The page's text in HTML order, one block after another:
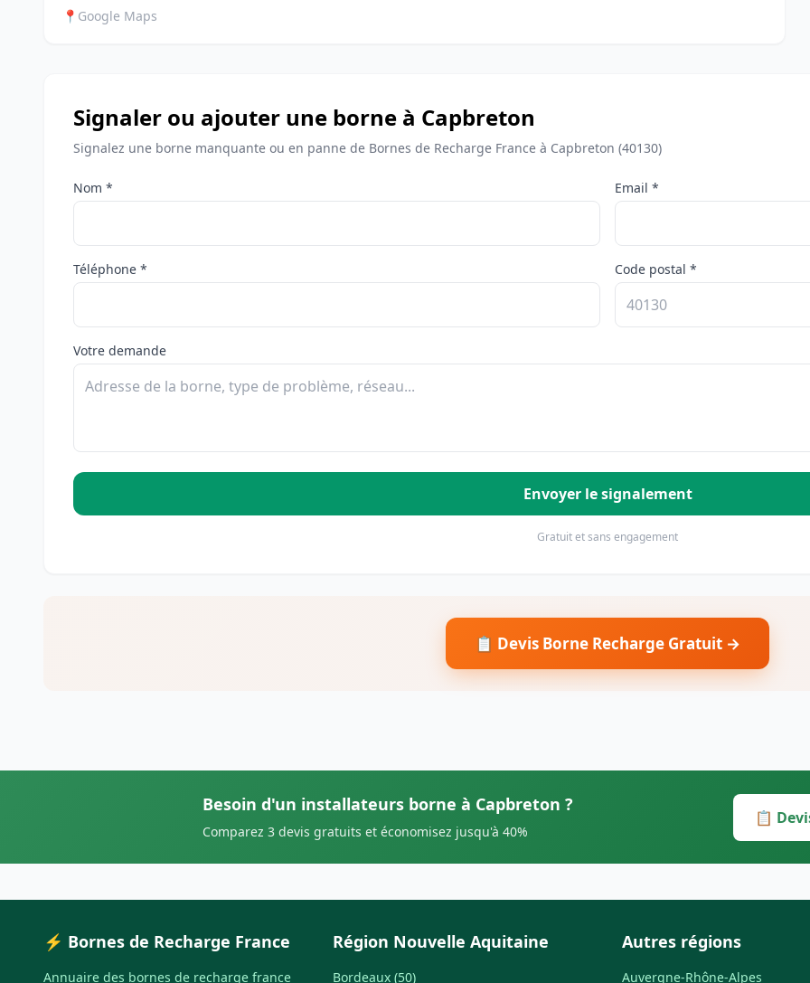
📍 Google Maps
Signaler ou ajouter une borne à Capbreton
Signalez une borne manquante ou en panne de Bornes de Recharge France à Capbreton (40130)
Nom * Email *
Téléphone * Code postal *
Votre demande
Envoyer le signalement
Gratuit et sans engagement
📋 Devis Borne Recharge Gratuit →
Besoin d'un installateurs borne à Capbreton ?
Comparez 3 devis gratuits et économisez jusqu'à 40%
📋
⚡ Bornes de Recharge France
Annuaire des bornes de recharge france
Région Nouvelle Aquitaine
Bordeaux (50)
Autres régions
Auvergne-Rhône-Alpes